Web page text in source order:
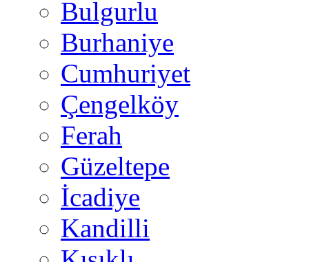
Bulgurlu
Burhaniye
Cumhuriyet
Çengelköy
Ferah
Güzeltepe
İcadiye
Kandilli